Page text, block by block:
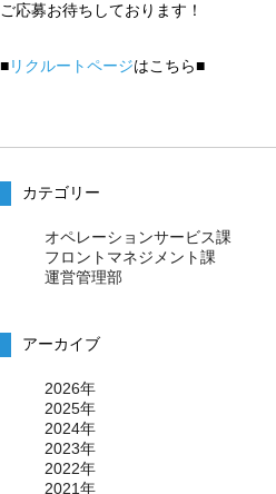
ご応募お待ちしております！
■リクルートページはこちら■
カテゴリー
オペレーションサービス課
フロントマネジメント課
運営管理部
アーカイブ
2026年
2025年
2024年
2023年
2022年
2021年